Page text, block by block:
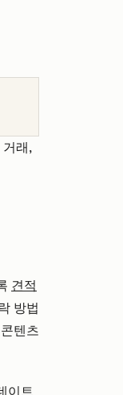
거래,
견적
방법
텐츠
이트